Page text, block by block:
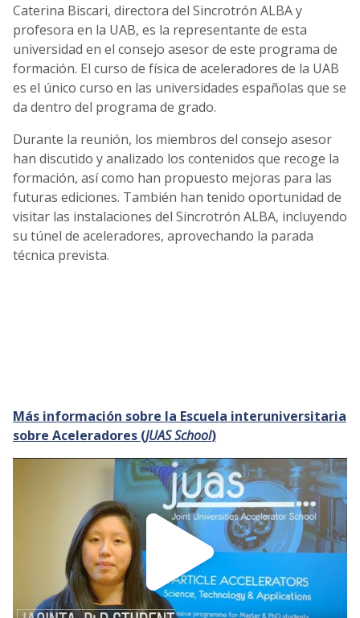
Caterina Biscari, directora del Sincrotrón ALBA y
profesora en la UAB, es la representante de esta
universidad en el consejo asesor de este programa de
formación. El curso de física de aceleradores de la UAB
es el único curso en las universidades españolas que se
da dentro del programa de grado.
Durante la reunión, los miembros del consejo asesor
han discutido y analizado los contenidos que recoge la
formación, así como han propuesto mejoras para las
futuras ediciones. También han tenido oportunidad de
visitar las instalaciones del Sincrotrón ALBA, incluyendo
su túnel de aceleradores, aprovechando la parada
técnica prevista.
Más información sobre la Escuela interuniversitaria
sobre Aceleradores (JUAS School)